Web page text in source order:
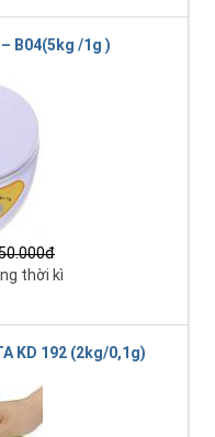
B04(5kg /1g )
thời kì
KD 192 (2kg/0,1g)